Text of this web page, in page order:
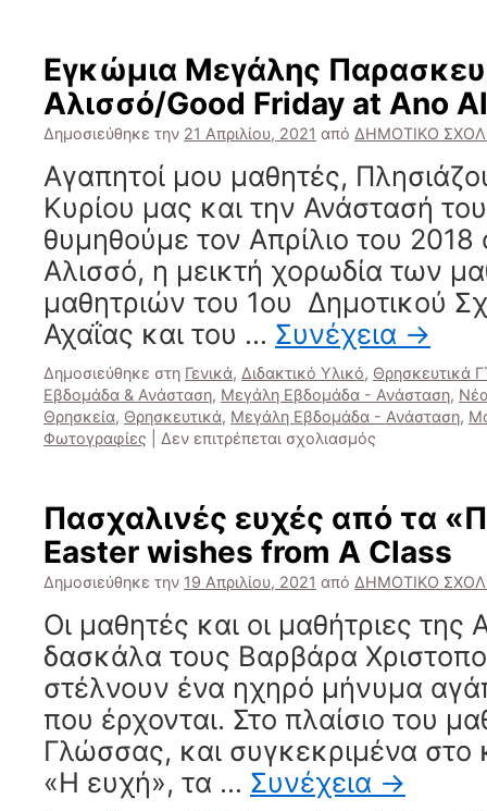
/
Christ
is
Risen
Εγκώμια Μεγάλης
Αλισσό/Good Friday at Ano
Δημοσιεύθηκε την 21 Απριλίου, 2021 από ΔΗΜΟΤΙΚΟ
Αγαπητοί μου μαθητές,
Κυρίου μας και την Ανάστασή του
θυμηθούμε τον Απρίλιο του
Αλισσό, η μεικτή χορωδία των
μαθητριών του 1ου Δημοτικού
Αχαΐας και του … Συνέχεια →
Δημοσιεύθηκε στη Γενικά, Διδακτικό Υλικό, Θρησκευτικά
Εβδομάδα & Ανάσταση, Μεγάλη Εβδομάδα - Ανάσταση,
Θρησκεία, Θρησκευτικά, Μεγάλη Εβδομάδα - Ανάσταση,
Φωτογραφίες
Δεν επιτρέπεται σχολιασμός
Παρασκευής
στον
Άνω
Αλισσό/Good
Friday
Ano
Alissos
Πασχαλινές ευχές από τα
Easter wishes from A Class
Δημοσιεύθηκε την 19 Απριλίου, 2021 από ΔΗΜΟΤΙΚΟ
Οι μαθητές και οι μαθήτριες της
δασκάλα τους Βαρβάρα
στέλνουν ένα ηχηρό μήνυμα
που έρχονται. Στο πλαίσιο του
Γλώσσας, και συγκεκριμένα στο
«Η ευχή», τα … Συνέχεια →